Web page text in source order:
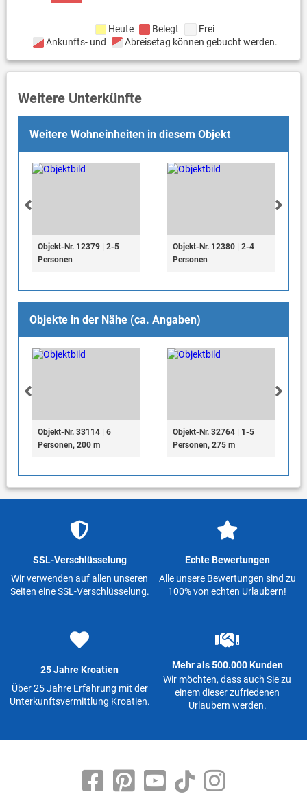
Heute Belegt
Frei
Ankunfts- und
Abreisetag können gebucht werden.
Weitere Unterkünfte
Weitere Wohneinheiten in diesem Objekt
Objekt-Nr. 12379 | 2-5
Personen
Objekt-Nr. 12380 | 2-4
Personen
Objekte in der Nähe (ca. Angaben)
Objekt-Nr. 33114 | 6
Personen, 200 m
Objekt-Nr. 32764 | 1-5
Personen, 275 m
SSL-Verschlüsselung
Wir verwenden auf allen unseren
Seiten eine SSL-Verschlüsselung.
Echte Bewertungen
Alle unsere Bewertungen sind zu
100% von echten Urlaubern!
25 Jahre Kroatien
Über 25 Jahre Erfahrung mit der
Unterkunftsvermittlung Kroatien.
Mehr als 500.000 Kunden
Wir möchten, dass auch Sie zu
einem dieser zufriedenen
Urlaubern werden.